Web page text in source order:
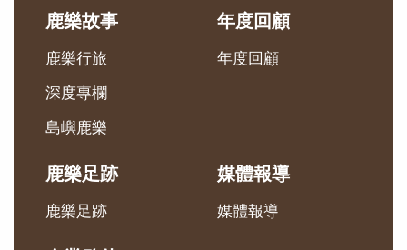
鹿樂故事
鹿樂行旅
深度專欄
島嶼鹿樂
年度回顧
年度回顧
鹿樂足跡
鹿樂足跡
媒體報導
媒體報導